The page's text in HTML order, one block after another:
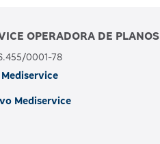
OPERADORA DE
0001-78
Mediservice